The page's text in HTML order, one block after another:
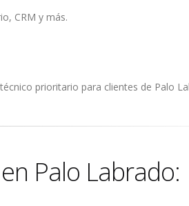
CRM y más.
prioritario para clientes de Palo
Palo Labrado: